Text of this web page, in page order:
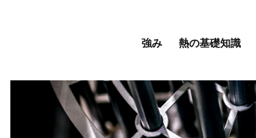
強み 熱の基礎知識